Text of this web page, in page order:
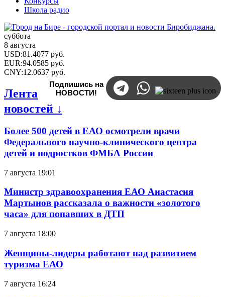
Школа радио
суббота
8 августа
USD:81.4077 руб.
EUR:94.0585 руб.
CNY:12.0637 руб.
Подпишись на
НОВОСТИ!
Лента
новостей ↓
Более 500 детей в ЕАО осмотрели врачи
Федерального научно-клинического центра
детей и подростков ФМБА России
7 августа 19:01
Министр здравоохранения ЕАО Анастасия
Мартынов рассказала о важности «золотого
часа» для попавших в ДТП
7 августа 18:00
Женщины-лидеры работают над развитием
туризма ЕАО
7 августа 16:24